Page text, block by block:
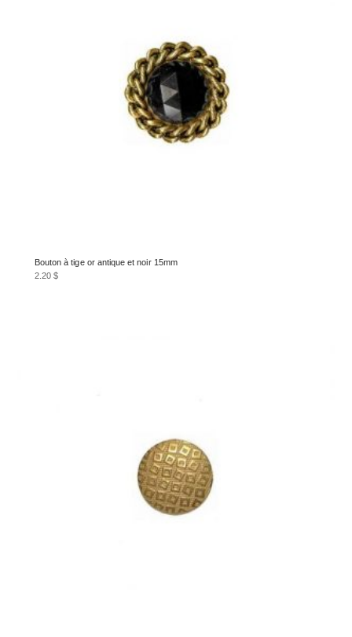
Bouton à tige or antique et noir 15mm
2.20$